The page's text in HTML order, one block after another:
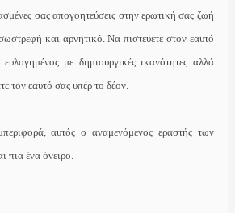
σας απογοητεύσεις στην ερωτική σας ζωή
και αρνητικό. Να πιστεύετε στον εαυτό
με δημιουργικές ικανότητες αλλά
τον εαυτό σας υπέρ το δέον.
αυτός ο αναμενόμενος εραστής των
πια ένα όνειρο.